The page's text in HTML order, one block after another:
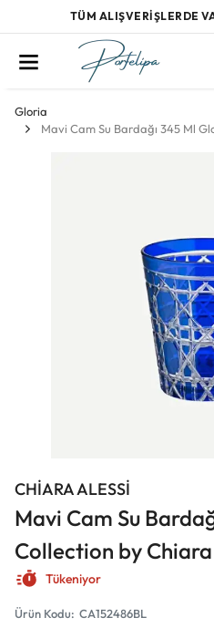
TÜM ALIŞVERİŞLERDE
Gloria
Mavi Cam Su Bardağı 345 Ml
CHİARA ALESSİ
Mavi Cam Su
Collection by
Tükeniyor
Ürün Kodu: CA152486BL